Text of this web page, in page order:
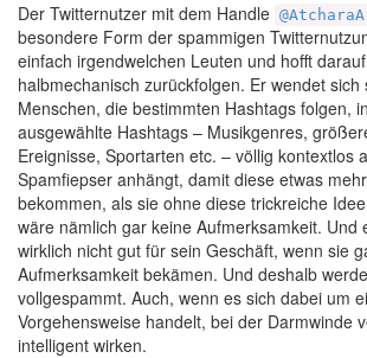
Der Twitternutzer mit dem Handle
besondere Form der spammigen
einfach irgendwelchen Leuten und hofft
halbmechanisch zurückfolgen. Er wendet sich
Menschen, die bestimmten Hashtags folgen,
ausgewählte Hashtags – Musikgenres,
Ereignisse, Sportarten etc. – völlig kontextlos
Spamfiepser anhängt, damit diese etwas
bekommen, als sie ohne diese trickreiche
wäre nämlich gar keine Aufmerksamkeit. Und
wirklich nicht gut für sein Geschäft, wenn sie
Aufmerksamkeit bekämen. Und deshalb
vollgespammt. Auch, wenn es sich dabei um
Vorgehensweise handelt, bei der Darmwinde
intelligent wirken.